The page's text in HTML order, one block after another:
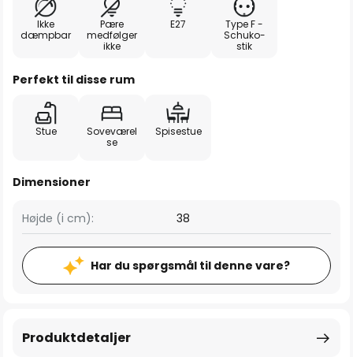
Ikke
dæmpbar
Pære
medfølger
ikke
E27
Type F -
Schuko-
stik
Perfekt til disse rum
Stue
Soveværel
se
Spisestue
Dimensioner
Højde (i cm): 38
Har du spørgsmål til denne vare?
Produktdetaljer